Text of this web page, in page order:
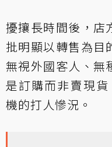
擾攘長時間後，店
批明顯以轉售為目
無視外國客人、無
是訂購而非賣現
機的打人慘況。